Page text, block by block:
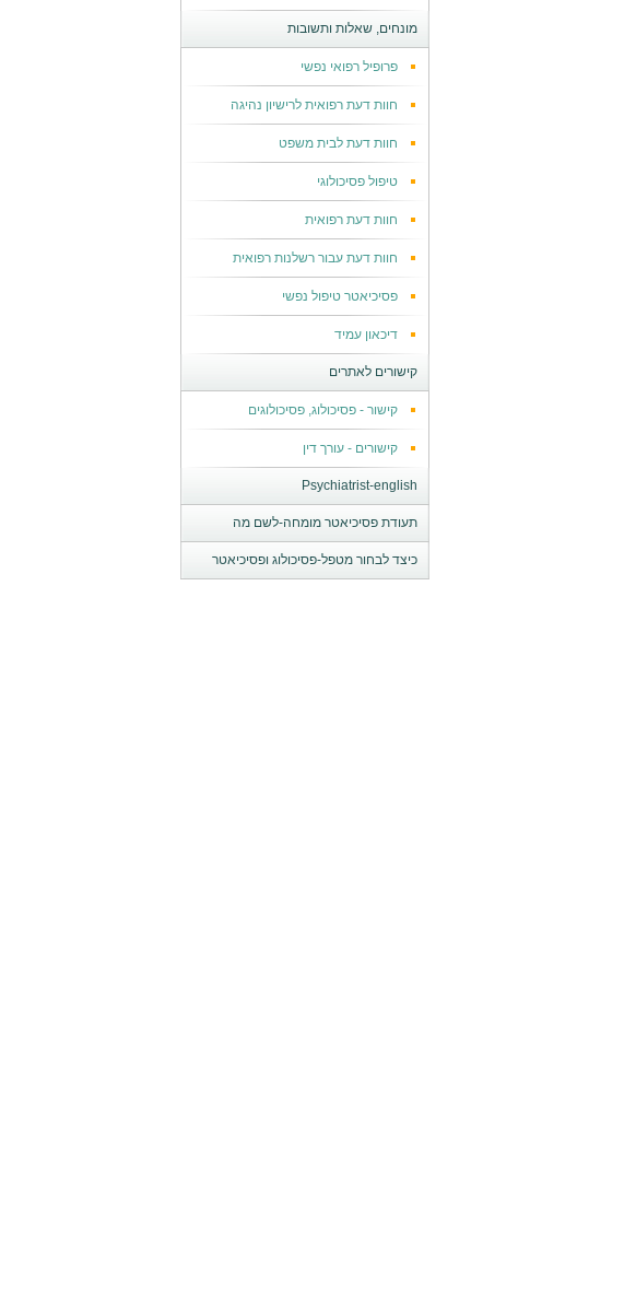
מונחים, שאלות ותשובות
פרופיל רפואי נפשי
חוות דעת רפואית לרישיון נהיגה
חוות דעת לבית משפט
טיפול פסיכולוגי
חוות דעת רפואית
חוות דעת עבור רשלנות רפואית
פסיכיאטר טיפול נפשי
דיכאון עמיד
קישורים לאתרים
קישור - פסיכולוג, פסיכולוגים
קישורים - עורך דין
Psychiatrist-english
תעודת פסיכיאטר מומחה-לשם מה
כיצד לבחור מטפל-פסיכולוג ופסיכיאטר